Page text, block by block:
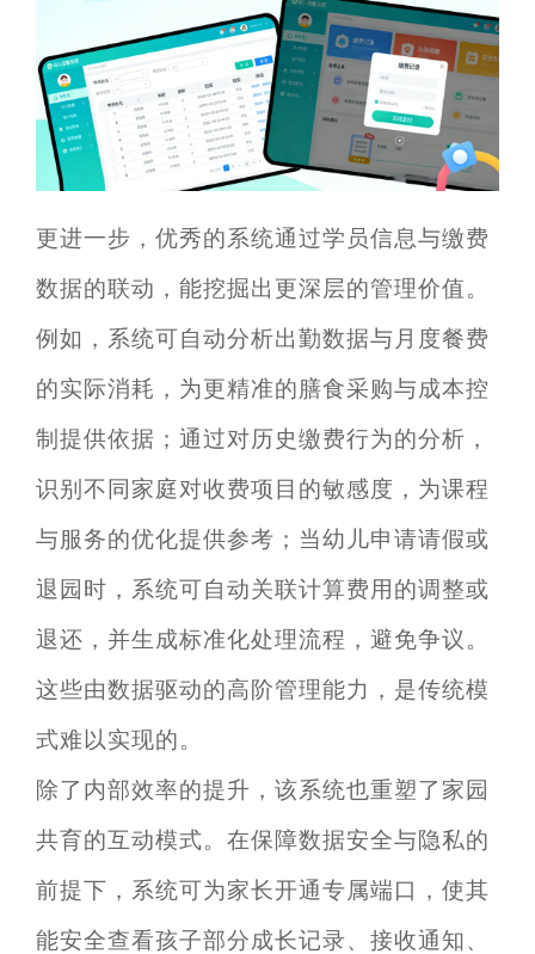
更进一步，优秀的系统通过学员信息与缴费
数据的联动，能挖掘出更深层的管理价值。
例如，系统可自动分析出勤数据与月度餐费
的实际消耗，为更精准的膳食采购与成本控
制提供依据；通过对历史缴费行为的分析，
识别不同家庭对收费项目的敏感度，为课程
与服务的优化提供参考；当幼儿申请请假或
退园时，系统可自动关联计算费用的调整或
退还，并生成标准化处理流程，避免争议。
这些由数据驱动的高阶管理能力，是传统模
式难以实现的。
除了内部效率的提升，该系统也重塑了家园
共育的互动模式。在保障数据安全与隐私的
前提下，系统可为家长开通专属端口，使其
能安全查看孩子部分成长记录、接收通知、